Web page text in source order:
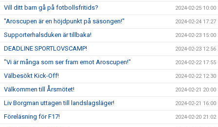
Vill ditt barn gå på fotbollsfritids? 2024-02-25 10:00
"Aroscupen är en höjdpunkt på säsongen!" 2024-02-24 17:27
Supporterhalsduken är tillbaka! 2024-02-23 15:00
DEADLINE SPORTLOVSCAMP! 2024-02-23 12:56
"Vi är många som ser fram emot Aroscupen!" 2024-02-22 17:55
Välbesökt Kick-Off! 2024-02-22 12:30
Välkommen till Årsmötet! 2024-02-21 20:00
Liv Borgman uttagen till landslagsläger! 2024-02-21 16:00
Föreläsning för F17! 2024-02-20 21:02